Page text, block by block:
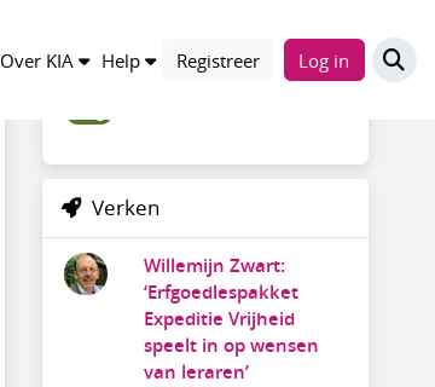
Over KIA Help Registreer Log in
Verken
Willemijn Zwart:
‘Erfgoedlespakket
Expeditie Vrijheid
speelt in op wensen
van leraren’